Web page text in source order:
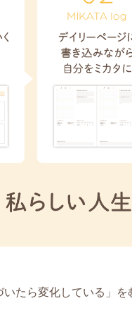
たら変化している」